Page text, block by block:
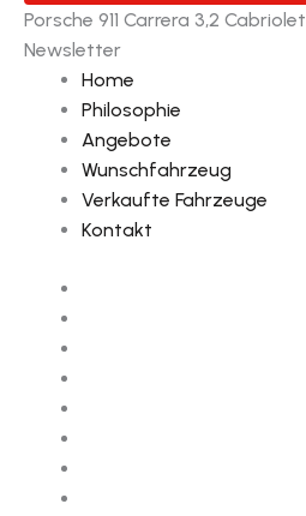
Porsche 911 Carrera 3,2 Cabriolet
Newsletter
Home
Philosophie
Angebote
Wunschfahrzeug
Verkaufte Fahrzeuge
Kontakt